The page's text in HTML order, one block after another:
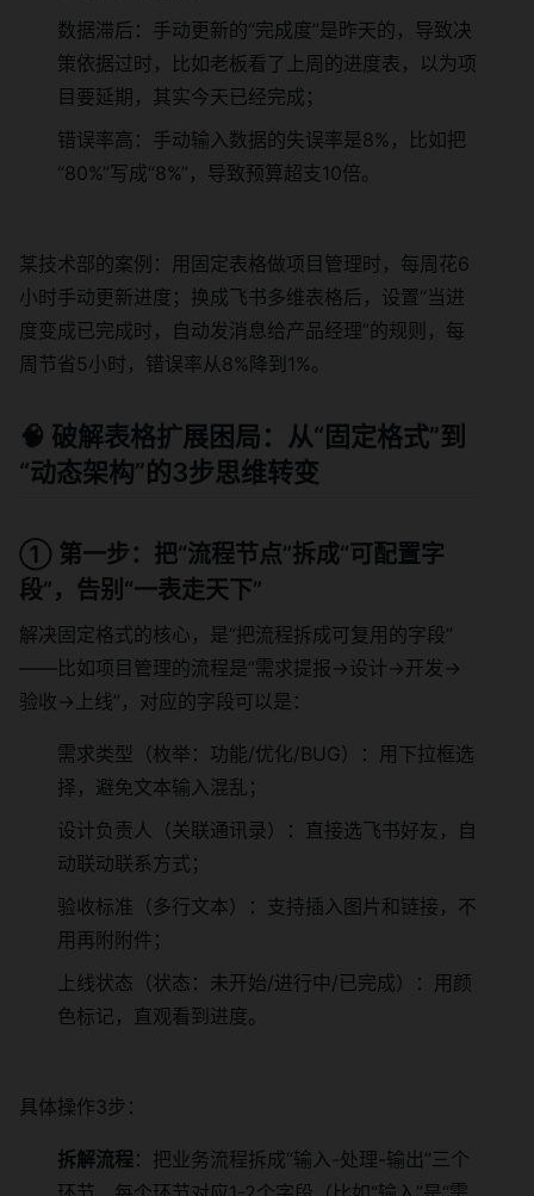
数据滞后：手动更新的“完成度”是昨天的，导致决
策依据过时，比如老板看了上周的进度表，以为项
目要延期，其实今天已经完成；
错误率高：手动输入数据的失误率是8%，比如把
“80%”写成“8%”，导致预算超支10倍。
某技术部的案例：用固定表格做项目管理时，每周花6
小时手动更新进度；换成飞书多维表格后，设置“当进
度变成已完成时，自动发消息给产品经理”的规则，每
周节省5小时，错误率从8%降到1%。
🧠 破解表格扩展困局：从“固定格式”到
“动态架构”的3步思维转变
① 第一步：把“流程节点”拆成“可配置字
段”，告别“一表走天下”
解决固定格式的核心，是“把流程拆成可复用的字段”
——比如项目管理的流程是“需求提报→设计→开发→
验收→上线”，对应的字段可以是：
需求类型（枚举：功能/优化/BUG）：用下拉框选
择，避免文本输入混乱；
设计负责人（关联通讯录）：直接选飞书好友，自
动联动联系方式；
验收标准（多行文本）：支持插入图片和链接，不
用再附附件；
上线状态（状态：未开始/进行中/已完成）：用颜
色标记，直观看到进度。
具体操作3步：
拆解流程：把业务流程拆成“输入-处理-输出”三个